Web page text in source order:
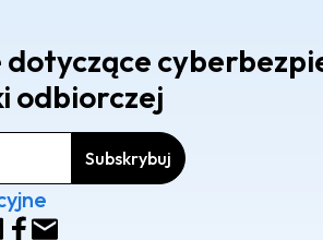
odbiorczej